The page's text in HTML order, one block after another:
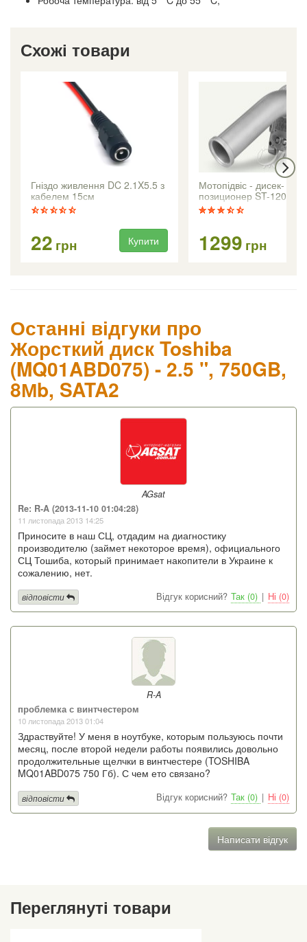
Схожі товари
Гніздо живлення DC 2.1X5.5 з
кабелем 15см
22 грн Купити
Мотопідвіс - дисек-
позиционер ST-120 +
1299 грн
Останні відгуки про
Жорсткий диск Toshiba
(MQ01ABD075) - 2.5 ", 750GB,
8Мb, SATA2
AGsat
Re: R-A (2013-11-10 01:04:28)
11 листопада 2013 14:25
Приносите в наш СЦ, отдадим на диагностику
производителю (займет некоторое время), официального
СЦ Тошиба, который принимает накопители в Украине к
сожалению, нет.
Відгук корисний? Так (0) | Ні (0)
відповісти
R-A
проблемка с винтчестером
10 листопада 2013 01:04
Здраствуйте! У меня в ноутбуке, которым пользуюсь почти
месяц, после второй недели работы появились довольно
продолжительные щелчки в винтчестере (TOSHIBA
MQ01ABD075 750 Гб). С чем ето связано?
Відгук корисний? Так (0) | Ні (0)
відповісти
Написати відгук
Переглянуті товари